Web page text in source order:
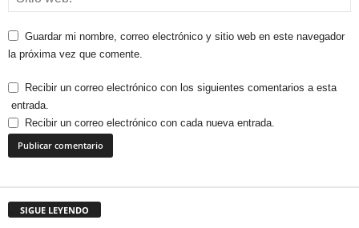
Guardar mi nombre, correo electrónico y sitio web en este navegador
la próxima vez que comente.
Recibir un correo electrónico con los siguientes comentarios a esta
entrada.
Recibir un correo electrónico con cada nueva entrada.
SIGUE LEYENDO